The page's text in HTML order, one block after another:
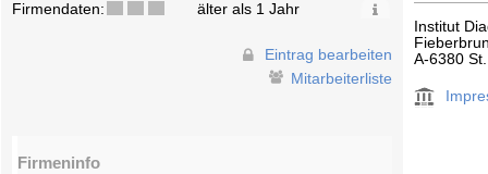
Firmendaten: älter als 1 Jahr
Eintrag bearbeiten
Mitarbeiterliste
Firmeninfo
Institut
A-6380